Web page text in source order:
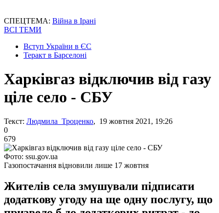
СПЕЦТЕМА: Війна в Ірані
ВСІ ТЕМИ
Вступ України в ЄС
Теракт в Барселоні
Харківгаз відключив від газу
ціле село - СБУ
Текст: Людмила Троценко, 19 жовтня 2021, 19:26
0
679
Фото: ssu.gov.ua
Газопостачання відновили лише 17 жовтня
Жителів села змушували підписати
додаткову угоду на ще одну послугу, що